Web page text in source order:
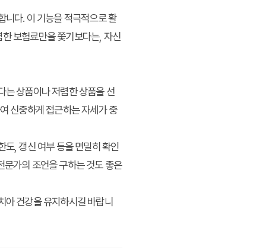
니다. 이 기능을 적극적으로 활
보험료만을 쫓기보다는, 자신
는 상품이나 저렴한 상품을 선
신중하게 접근하는 자세가 중
도, 갱신 여부 등을 면밀히 확인
문가의 조언을 구하는 것도 좋은
건강을 유지하시길 바랍니